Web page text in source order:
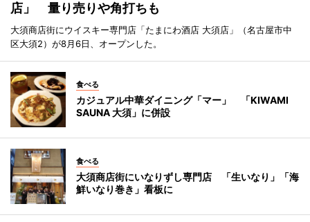
店」 量り売りや角打ちも
大須商店街にウイスキー専門店「たまにわ酒店 大須店」（名古屋市中
区大須2）が8月6日、オープンした。
食べる
カジュアル中華ダイニング「マー」 「KIWAMI
SAUNA 大須」に併設
食べる
大須商店街にいなりずし専門店 「生いなり」「海
鮮いなり巻き」看板に